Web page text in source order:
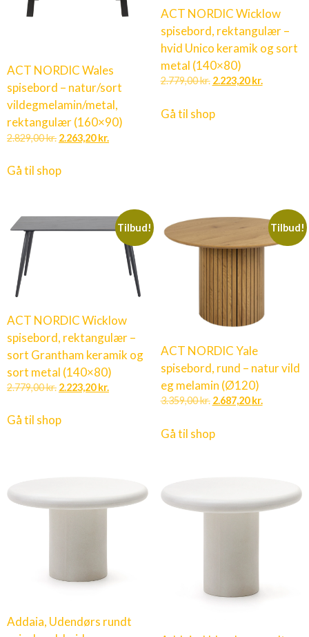
ACT NORDIC Wales
spisebord – natur/sort
vildegmelamin/metal,
rektangulær (160×90)
2.829,00kr. 2.263,20kr.
Gå til shop
ACT NORDIC Wicklow
spisebord, rektangulær –
hvid Unico keramik og sort
metal (140×80)
2.779,00kr. 2.223,20kr.
Gå til shop
Tilbud!
ACT NORDIC Wicklow
spisebord, rektangulær –
sort Grantham keramik og
sort metal (140×80)
2.779,00kr. 2.223,20kr.
Gå til shop
Tilbud!
ACT NORDIC Yale
spisebord, rund – natur vild
eg melamin (Ø120)
3.359,00kr. 2.687,20kr.
Gå til shop
Addaia, Udendørs rundt